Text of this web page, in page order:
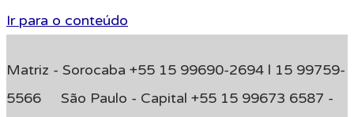
Ir para o conteúdo
Matriz - Sorocaba +55 15 99690-2694 l 15 99759-
5566 São Paulo - Capital +55 15 99673 6587 -